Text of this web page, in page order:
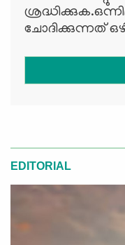
ചോദിക്കുന്നത്
EDITORIAL